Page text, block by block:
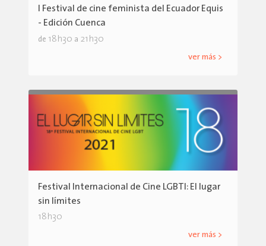
I Festival de cine feminista del Ecuador Equis
- Edición Cuenca
de 18h30 a 21h30
ver más >
Festival Internacional de Cine LGBTI: El lugar
sin límites
18h30
ver más >